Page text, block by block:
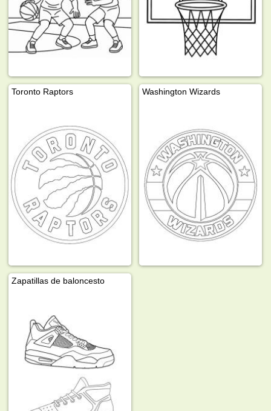
Toronto Raptors Washington Wizards
Zapatillas de baloncesto